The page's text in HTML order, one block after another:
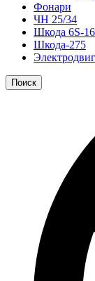
Фонари
ЧН 25/34
Шкода 6S-
Шкода-275
Поиск